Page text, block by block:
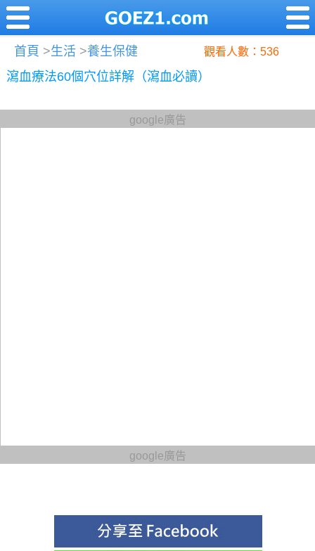
首頁 >生活 >養生保健 觀看人數：536
瀉血療法60個穴位詳解（瀉血必讀）
google廣告
google廣告